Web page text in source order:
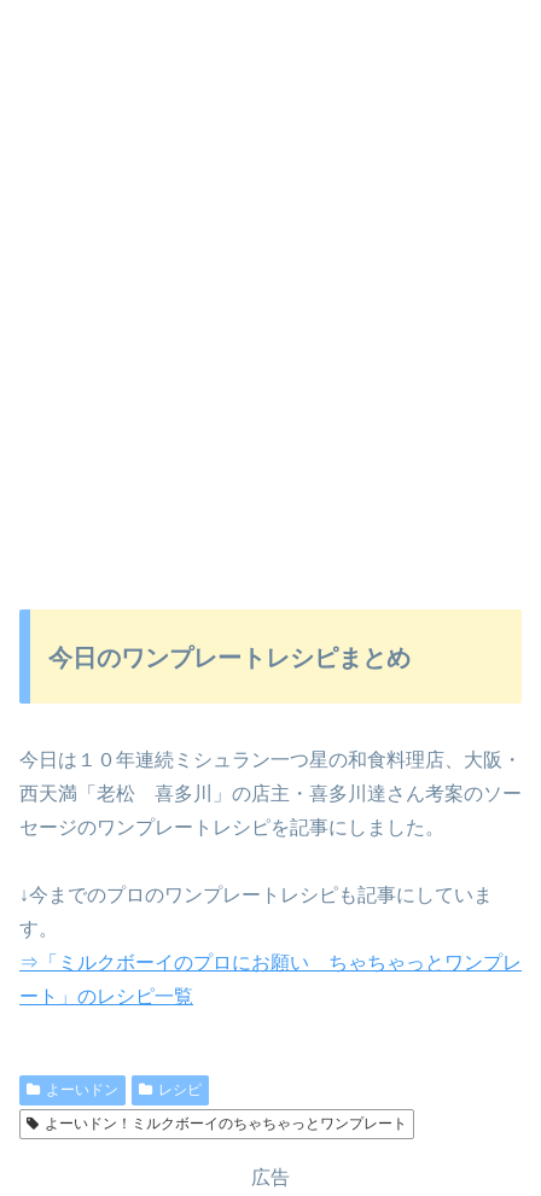
今日のワンプレートレシピまとめ
今日は１０年連続ミシュラン一つ星の和食料理店、大阪・
西天満「老松 喜多川」の店主・喜多川達さん考案のソー
セージのワンプレートレシピを記事にしました。
↓今までのプロのワンプレートレシピも記事にしていま
す。
⇒「ミルクボーイのプロにお願い ちゃちゃっとワンプレ
ート」のレシピ一覧
よーいドン
レシピ
よーいドン！ミルクボーイのちゃちゃっとワンプレート
広告